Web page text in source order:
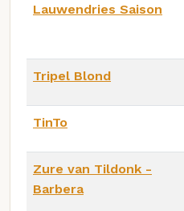
Lauwendries Saison
Tripel Blond
TinTo
Zure van Tildonk -
Barbera